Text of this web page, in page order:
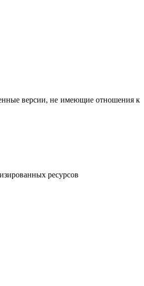
версии, не имеющие отношения к
ресурсов